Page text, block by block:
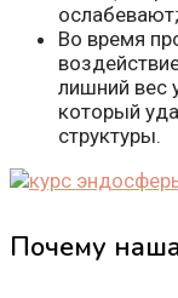
ослабевают;
Во время
лишний вес
который
структуры.
Почему